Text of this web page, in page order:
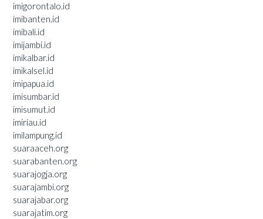
imigorontalo.id
imibanten.id
imibali.id
imijambi.id
imikalbar.id
imikalsel.id
imipapua.id
imisumbar.id
imisumut.id
imiriau.id
imilampung.id
suaraaceh.org
suarabanten.org
suarajogja.org
suarajambi.org
suarajabar.org
suarajatim.org